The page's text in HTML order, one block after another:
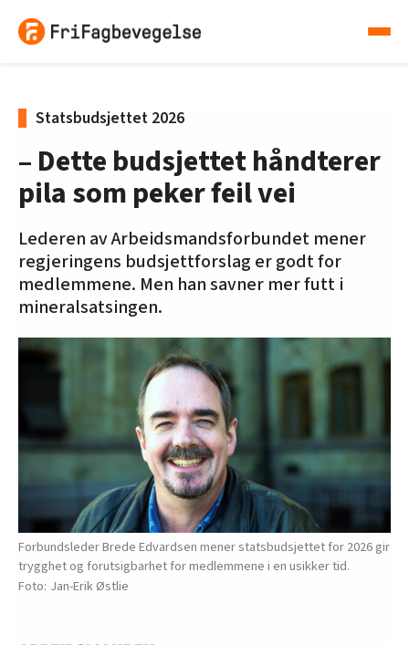
Statsbudsjettet 2026
– Dette budsjettet håndterer
pila som peker feil vei
Lederen av Arbeidsmandsforbundet mener
regjeringens budsjettforslag er godt for
medlemmene. Men han savner mer futt i
mineralsatsingen.
Forbundsleder Brede Edvardsen mener statsbudsjettet for 2026 gir
trygghet og forutsigbarhet for medlemmene i en usikker tid.
Jan-Erik Østlie